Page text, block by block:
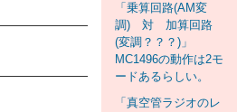
「乗算回路(AM変
調) 対 加算回路
(変調？？？)」
MC1496の動作は2モ
ードあるらしい。
「真空管ラジオのレ